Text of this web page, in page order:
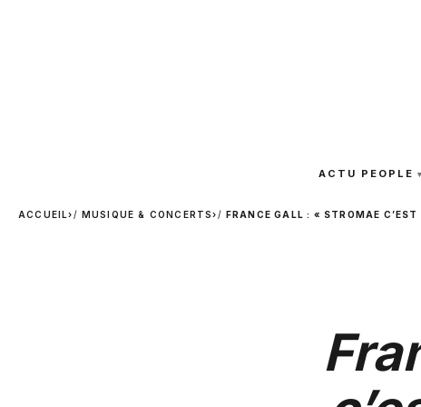
ACTU PEOPLE
ACCUEIL› MUSIQUE & CONCERTS› FRANCE GALL : « STROMAE